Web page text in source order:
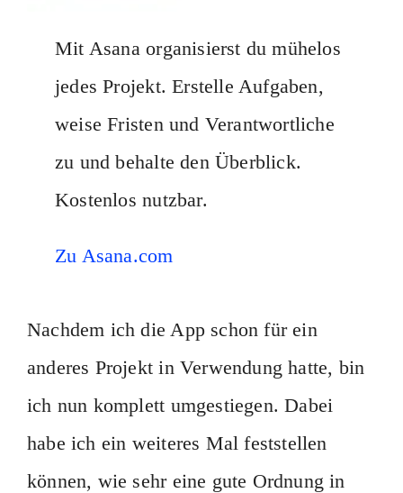
Mit Asana organisierst du mühelos
jedes Projekt. Erstelle Aufgaben,
weise Fristen und Verantwortliche
zu und behalte den Überblick.
Kostenlos nutzbar.
Zu Asana.com
Nachdem ich die App schon für ein
anderes Projekt in Verwendung hatte, bin
ich nun komplett umgestiegen. Dabei
habe ich ein weiteres Mal feststellen
können, wie sehr eine gute Ordnung in